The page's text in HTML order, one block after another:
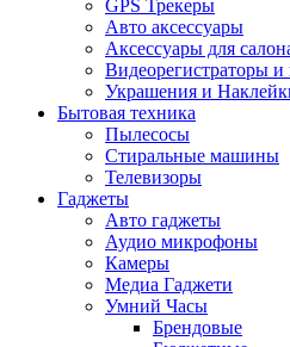
GPS Трекеры
Авто аксессуары
Аксессуары для
Видеорегистраторы
Украшения и
Бытовая техника
Пылесосы
Стиральные машины
Телевизоры
Гаджеты
Авто гаджеты
Аудио микрофоны
Камеры
Медиа Гаджети
Умний Часы
Брендовые